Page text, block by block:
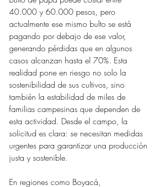
40.000 y 60.000 pesos, pero
actualmente ese mismo bulto se está
pagando por debajo de ese valor,
generando pérdidas que en algunos
casos alcanzan hasta el 70%. Esta
realidad pone en riesgo no solo la
sostenibilidad de sus cultivos, sino
también la estabilidad de miles de
familias campesinas que dependen de
esta actividad. Desde el campo, la
solicitud es clara: se necesitan medidas
urgentes para garantizar una producción
justa y sostenible.
En regiones como Boyacá,